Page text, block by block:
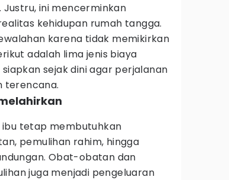
ini mencerminkan
kehidupan rumah tangga.
karena tidak memikirkan
adalah lima jenis biaya
sejak dini agar perjalanan
terencana.
ibu tetap membutuhkan
pemulihan rahim, hingga
Obat-obatan dan
juga menjadi pengeluaran